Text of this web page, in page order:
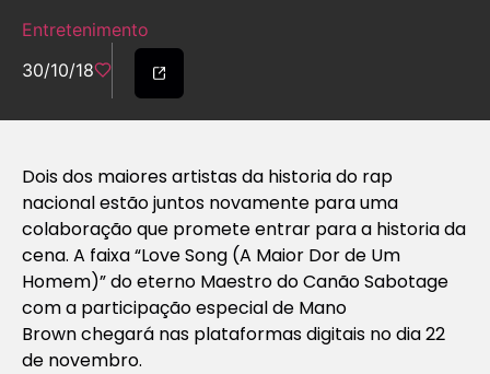
Entretenimento
30/10/18
Dois dos maiores artistas da historia do rap
nacional estão juntos novamente para uma
colaboração que promete entrar para a historia da
cena. A faixa “Love Song (A Maior Dor de Um
Homem)” do eterno Maestro do Canão Sabotage
com a participação especial de Mano
Brown chegará nas plataformas digitais no dia 22
de novembro.